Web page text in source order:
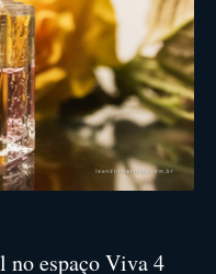
no espaço Viva 4